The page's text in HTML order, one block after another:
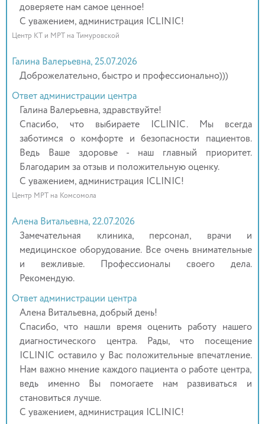
доверяете нам самое ценное!
С уважением, администрация ICLINIC!
Центр КТ и МРТ на Тимуровской
Галина Валерьевна, 25.07.2026
Доброжелательно, быстро и профессионально)))
Ответ администрации центра
Галина Валерьевна, здравствуйте!
Спасибо, что выбираете ICLINIC. Мы всегда
заботимся о комфорте и безопасности пациентов.
Ведь Ваше здоровье - наш главный приоритет.
Благодарим за отзыв и положительную оценку.
С уважением, администрация ICLINIC!
Центр МРТ на Комсомола
Алена Витальевна, 22.07.2026
Замечательная клиника, персонал, врачи и
медицинское оборудование. Все очень внимательные
и вежливые. Профессионалы своего дела.
Рекомендую.
Ответ администрации центра
Алена Витальевна, добрый день!
Спасибо, что нашли время оценить работу нашего
диагностического центра. Рады, что посещение
ICLINIC оставило у Вас положительные впечатление.
Нам важно мнение каждого пациента о работе центра,
ведь именно Вы помогаете нам развиваться и
становиться лучше.
С уважением, администрация ICLINIC!